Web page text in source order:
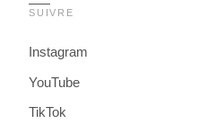
SUIVRE
Instagram
YouTube
TikTok